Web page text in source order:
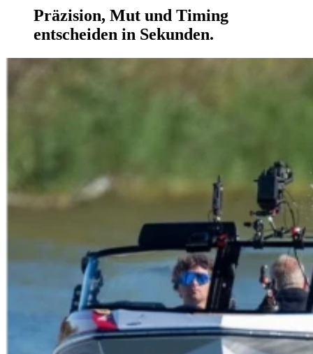
Präzision, Mut und Timing
entscheiden in Sekunden.